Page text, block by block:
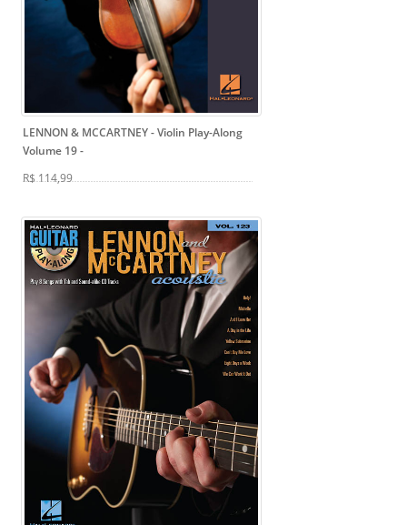
LENNON & MCCARTNEY - Violin Play-Along
Volume 19-
R$ 114,99